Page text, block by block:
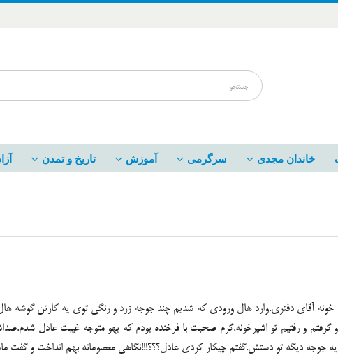
خاندان مجدی سرگرمی آموزش تاریخ و تمدن
خونه آقای دفتری.وارد هال ورودی که شدیم چند جوجه زرد و رنگی توی یه کارتن گوشه
و رفتیم تو اشپرخونه.گرم صحبت با فرخنده بودم که یهو متوجه غیبت عادل
جوجه دیگه تو دستش.گفتم چیکار کردی عادل؟؟؟!!!نگاهی معصومانه بهم انداخت و گفت